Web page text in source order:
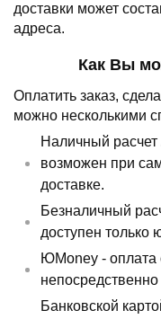
доставки может
адреса.
Как Вы
Оплатить заказ,
можно несколькими
Наличный расчет
возможен при
доставке.
Безналичный
доступен только
ЮMoney - оплата
Банковской